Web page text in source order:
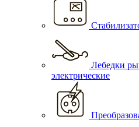
Лебедки
электрические